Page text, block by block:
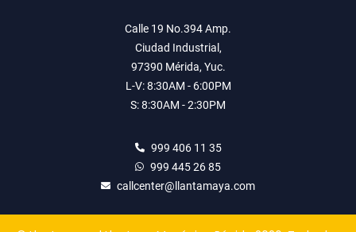
Calle 19 No.394 Amp.
Ciudad Industrial,
97390 Mérida, Yuc.
L-V: 8:30AM - 6:00PM
S: 8:30AM - 2:30PM
999 406 11 35
999 445 26 85
callcenter@llantamaya.com